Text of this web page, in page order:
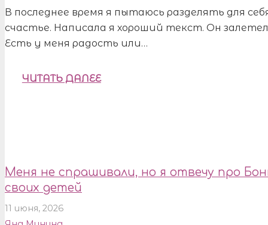
В последнее время я пытаюсь разделять для
счастье. Написала я хороший текст. Он
Есть у меня радость или…
ЧИТАТЬ ДАЛЕЕ
Меня не спрашивали, но я отвечу про
своих детей
11 июня, 2026